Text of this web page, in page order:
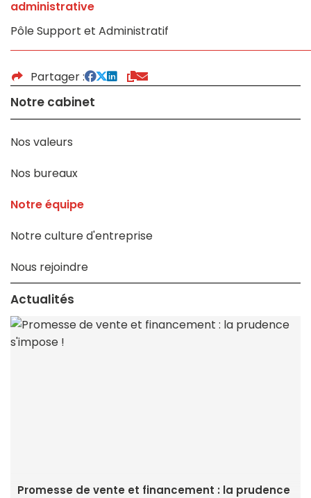
administrative
Pôle Support et Administratif
Partager
Notre cabinet
Nos valeurs
Nos bureaux
Notre équipe
Notre culture d'entreprise
Nous rejoindre
Actualités
Promesse de vente et financement : la prudence